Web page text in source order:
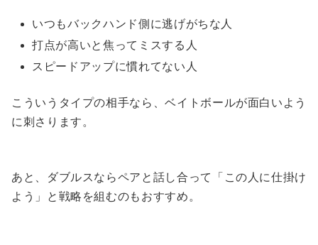
いつもバックハンド側に逃げがちな人
打点が高いと焦ってミスする人
スピードアップに慣れてない人
こういうタイプの相手なら、ベイトボールが面白いよう
に刺さります。
あと、ダブルスならペアと話し合って「この人に仕掛け
よう」と戦略を組むのもおすすめ。